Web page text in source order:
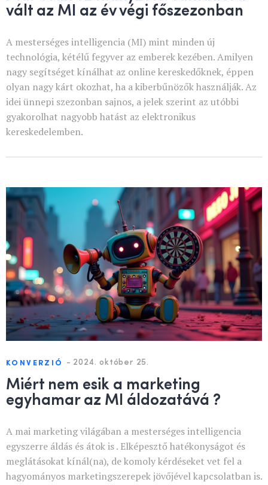
vált az MI az év végi főszezonban
A mesterséges intelligencia (MI) mint minden új
technológia, kétélű fegyver az emberek kezében. Amilyen
nagy segítséget kínálhat az online kereskedőknek, éppen
olyan nagy kárt okozhat, ha a kiberbűnözők használják. Az
idei ünnepi szezonban sajnos, a jelek szerint az utóbbi
gyakorolhat nagyobb hatást az elektronikus
kereskedelemben.
KONVERZIÓ - 2024. október 25.
Miért nem esik a marketing
egyhamar az MI áldozatává ?
A mai marketing világában a mesterséges intelligencia
egyszerre áldás és átok is . Elképesztő hatékonyságot és
meglátásokat kínál(na), de komoly kérdéseket vet fel a
hagyományos marketingszerepek jövőjével kapcsolatban is.